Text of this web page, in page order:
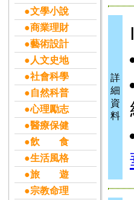
●文學小說
●商業理財
●藝術設計
●人文史地
●社會科學
●自然科普
●心理勵志
●醫療保健
●飲 食
●生活風格
●旅 遊
●宗教命理
詳
細
資
料